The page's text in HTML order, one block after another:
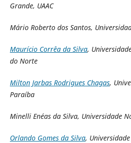
Grande, UAAC
Mário Roberto dos Santos,
Maurício Corrêa da Silva,
do Norte
Milton Jarbas Rodrigues Chagas,
Paraíba
Minelli Enéas da Silva, Universidade
Orlando Gomes da Silva,